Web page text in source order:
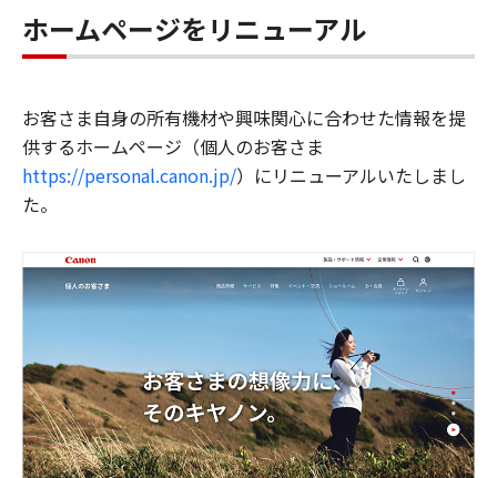
ホームページをリニューアル
お客さま自身の所有機材や興味関心に合わせた情報を提
供するホームページ（個人のお客さま
https://personal.canon.jp/）にリニューアルいたしまし
た。